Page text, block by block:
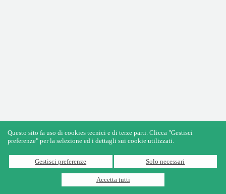
Questo sito fa uso di cookies tecnici e di terze parti. Clicca "Gestisci
preferenze" per la selezione ed i dettagli sui cookie utilizzati.
Gestisci preferenze Solo necessari
Accetta tutti